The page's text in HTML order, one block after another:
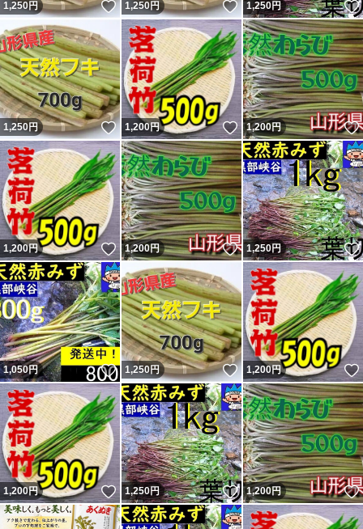
1,250円 いいね！
1,250円 いいね！
1,250円
1,250円 いいね！
1,200円 いいね！
1,200円
1,200円 いいね！
1,200円 いいね！
1,250円
1,050円 いいね！
1,250円 いいね！
1,200円
1,200円 いいね！
1,250円 いいね！
1,200円